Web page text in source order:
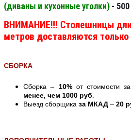
(диваны и кухонные уголки) -
ВНИМАНИЕ!!! Столешницы
метров доставляются
СБОРКА
Сборка – 10%от стоимости
менее, чем 1000 руб
Выезд сборщика за МКАД – 20